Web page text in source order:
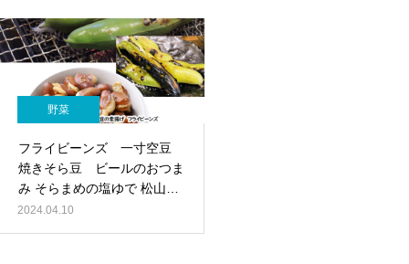
野菜
フライビーンズ 一寸空豆
焼きそら豆 ビールのおつま
み そらまめの塩ゆで 松山
野菜 そらまめ
2024.04.10